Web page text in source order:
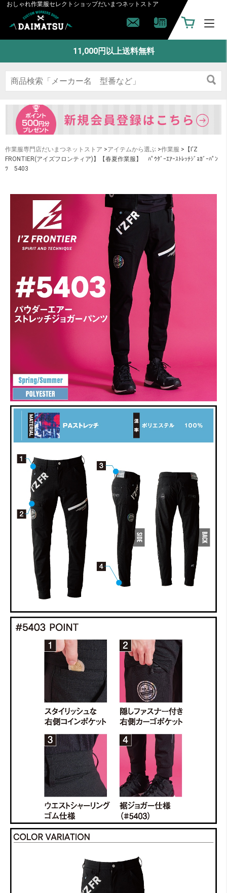
おしゃれ作業服セレクトショップだいまつネットストア
11,000円以上送料無料
作業服専門店だいまつネットストア >アイテムから選ぶ >作業服 >【I'Z
FRONTIER(アイズフロンティア)】【春夏作業服】 ﾊﾟｳﾀﾞｰｴｱｰｽﾄﾚｯﾁｼﾞｮｶﾞｰﾊﾟﾝ
ﾂ 5403